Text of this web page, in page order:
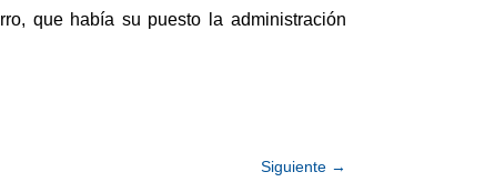
que había su puesto la administración
Siguiente→